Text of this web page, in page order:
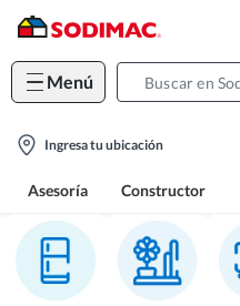
Menú
location-
Ingresa tu ubicación
Asesoría Constructor